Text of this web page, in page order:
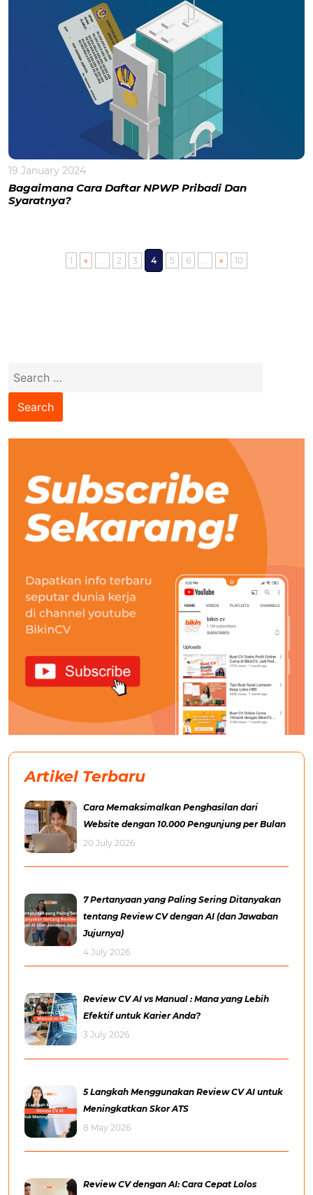
19 January 2024
Bagaimana Cara Daftar NPWP Pribadi Dan
Syaratnya?
1 « ... 2 3 4 5 6 ... » 10
Artikel Terbaru
Cara Memaksimalkan Penghasilan dari
Website dengan 10.000 Pengunjung per Bulan
20 July 2026
7 Pertanyaan yang Paling Sering Ditanyakan
tentang Review CV dengan AI (dan Jawaban
Jujurnya)
4 July 2026
Review CV AI vs Manual : Mana yang Lebih
Efektif untuk Karier Anda?
3 July 2026
5 Langkah Menggunakan Review CV AI untuk
Meningkatkan Skor ATS
8 May 2026
Review CV dengan AI: Cara Cepat Lolos